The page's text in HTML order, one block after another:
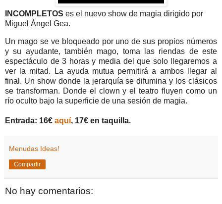
INCOMPLETOS es el nuevo show de magia dirigido por
Miguel Ángel Gea.
Un mago se ve bloqueado por uno de sus propios números
y su ayudante, también mago, toma las riendas de este
espectáculo de 3 horas y media del que solo llegaremos a
ver la mitad. La ayuda mutua permitirá a ambos llegar al
final. Un show donde la jerarquía se difumina y los clásicos
se transforman. Donde el clown y el teatro fluyen como un
río oculto bajo la superficie de una sesión de magia.
Entrada: 16€ aquí, 17€ en taquilla.
Menudas Ideas!
Compartir
No hay comentarios: